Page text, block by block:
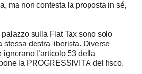
ma non contesta la proposta in sé,
sulla Flat Tax sono solo
stessa destra liberista. Diverse
l’articolo 53 della
la PROGRESSIVITÀ del fisco.